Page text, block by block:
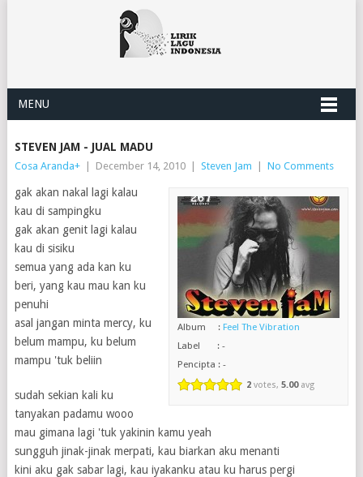
MENU
STEVEN JAM - JUAL MADU
Cosa Aranda+ December 14, 2010 Steven Jam No Comments
Album :Feel The Vibration
Label : -
Pencipta : -
2 votes,5.00avg
gak akan nakal lagi kalau
kau di sampingku
gak akan genit lagi kalau
kau di sisiku
semua yang ada kan ku
beri, yang kau mau kan ku
penuhi
asal jangan minta mercy, ku
belum mampu, ku belum
mampu 'tuk beliin
sudah sekian kali ku
tanyakan padamu wooo
mau gimana lagi 'tuk yakinin kamu yeah
sungguh jinak-jinak merpati, kau biarkan aku menanti
kini aku gak sabar lagi, kau iyakanku atau ku harus pergi